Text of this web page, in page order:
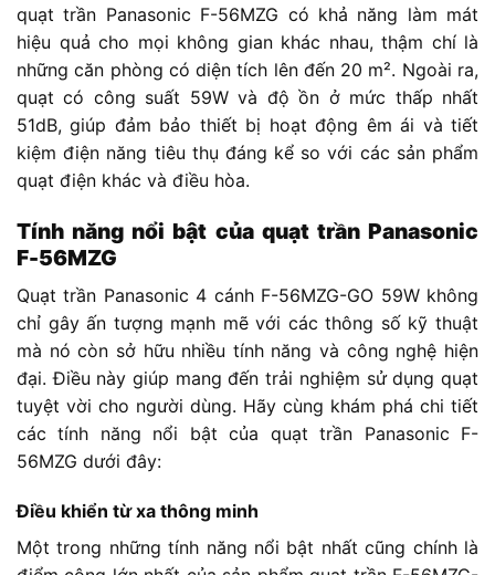
quạt trần Panasonic F-56MZG có khả năng làm mát
hiệu quả cho mọi không gian khác nhau, thậm chí là
những căn phòng có diện tích lên đến 20 m². Ngoài ra,
quạt có công suất 59W và độ ồn ở mức thấp nhất
51dB, giúp đảm bảo thiết bị hoạt động êm ái và tiết
kiệm điện năng tiêu thụ đáng kể so với các sản phẩm
quạt điện khác và điều hòa.
Tính năng nổi bật của quạt trần Panasonic
F-56MZG
Quạt trần Panasonic 4 cánh F-56MZG-GO 59W không
chỉ gây ấn tượng mạnh mẽ với các thông số kỹ thuật
mà nó còn sở hữu nhiều tính năng và công nghệ hiện
đại. Điều này giúp mang đến trải nghiệm sử dụng quạt
tuyệt vời cho người dùng. Hãy cùng khám phá chi tiết
các tính năng nổi bật của quạt trần Panasonic F-
56MZG dưới đây:
Điều khiển từ xa thông minh
Một trong những tính năng nổi bật nhất cũng chính là